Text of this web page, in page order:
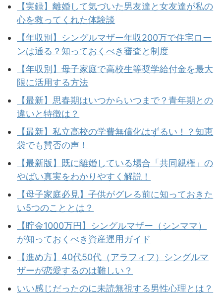
【実録】離婚して気づいた男友達と女友達が私の
心を救ってくれた体験談
【年収別】シングルマザー年収200万で住宅ロー
ンは通る？知っておくべき審査と制度
【年収別】母子家庭で高校生等奨学給付金を最大
限に活用する方法
【最新】思春期はいつからいつまで？青年期との
違いと特徴は？
【最新】私立高校の学費無償化はずるい！？知恵
袋でも賛否の声！
【最新版】既に離婚している場合「共同親権」の
やばい真実をわかりやすく解説！
【母子家庭必見】子供がグレる前に知っておきた
い5つのこととは？
【貯金1000万円】シングルマザー（シンママ）
が知っておくべき資産運用ガイド
【進め方】40代50代（アラフィフ）シングルマ
ザーが恋愛するのは難しい？
いい感じだったのに未読無視する男性心理とは？